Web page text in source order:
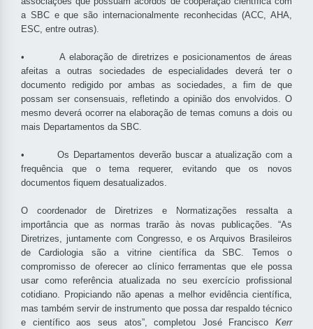
a SBC e que são internacionalmente reconhecidas (ACC, AHA,
ESC, entre outras).
• A elaboração de diretrizes e posicionamentos de áreas
afeitas a outras sociedades de especialidades deverá ter o
documento redigido por ambas as sociedades, a fim de que
possam ser consensuais, refletindo a opinião dos envolvidos. O
mesmo deverá ocorrer na elaboração de temas comuns a dois ou
mais Departamentos da SBC.
• Os Departamentos deverão buscar a atualização com a
frequência que o tema requerer, evitando que os novos
documentos fiquem desatualizados.
O coordenador de Diretrizes e Normatizações ressalta a
importância que as normas trarão às novas publicações. “As
Diretrizes, juntamente com Congresso, e os Arquivos Brasileiros
de Cardiologia são a vitrine científica da SBC. Temos o
compromisso de oferecer ao clínico ferramentas que ele possa
usar como referência atualizada no seu exercício profissional
cotidiano. Propiciando não apenas a melhor evidência científica,
mas também servir de instrumento que possa dar respaldo técnico
e científico aos seus atos”, completou José Francisco Kerr